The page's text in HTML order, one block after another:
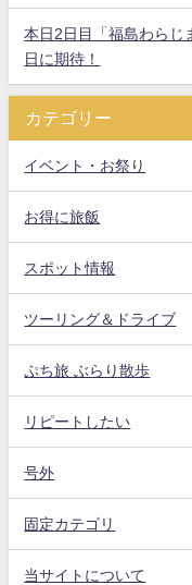
本日2日目「福島わらじ
日に期待！
カテゴリー
イベント・お祭り
お得に旅飯
スポット情報
ツーリング＆ドライブ
ぷち旅 ぶらり散歩
リピートしたい
号外
固定カテゴリ
当サイトについて